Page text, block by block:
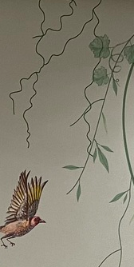
aplicación con